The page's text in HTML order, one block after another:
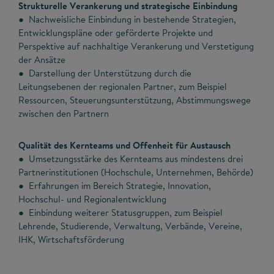
Strukturelle Verankerung und strategische Einbindung
● Nachweisliche Einbindung in bestehende Strategien,
Entwicklungspläne oder geförderte Projekte und
Perspektive auf nachhaltige Verankerung und Verstetigung
der Ansätze
● Darstellung der Unterstützung durch die
Leitungsebenen der regionalen Partner, zum Beispiel
Ressourcen, Steuerungsunterstützung, Abstimmungswege
zwischen den Partnern
Qualität des Kernteams und Offenheit für Austausch
● Umsetzungsstärke des Kernteams aus mindestens drei
Partnerinstitutionen (Hochschule, Unternehmen, Behörde)
● Erfahrungen im Bereich Strategie, Innovation,
Hochschul- und Regionalentwicklung
● Einbindung weiterer Statusgruppen, zum Beispiel
Lehrende, Studierende, Verwaltung, Verbände, Vereine,
IHK, Wirtschaftsförderung